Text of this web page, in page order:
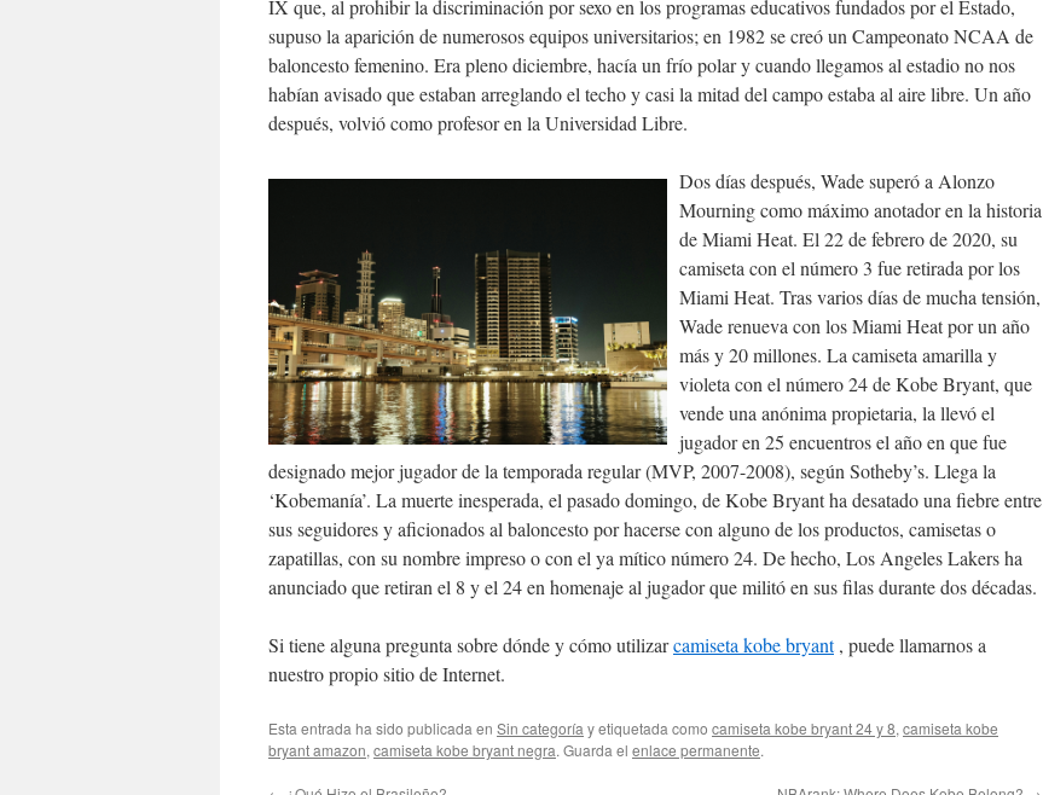
IX que, al prohibir la discriminación por sexo en los programas educativos fundados por el Estado,
supuso la aparición de numerosos equipos universitarios; en 1982 se creó un Campeonato NCAA de
baloncesto femenino. Era pleno diciembre, hacía un frío polar y cuando llegamos al estadio no nos
habían avisado que estaban arreglando el techo y casi la mitad del campo estaba al aire libre. Un año
después, volvió como profesor en la Universidad Libre.
Dos días después, Wade superó a Alonzo
Mourning como máximo anotador en la historia
de Miami Heat. El 22 de febrero de 2020, su
camiseta con el número 3 fue retirada por los
Miami Heat. Tras varios días de mucha tensión,
Wade renueva con los Miami Heat por un año
más y 20 millones. La camiseta amarilla y
violeta con el número 24 de Kobe Bryant, que
vende una anónima propietaria, la llevó el
jugador en 25 encuentros el año en que fue
designado mejor jugador de la temporada regular (MVP, 2007-2008), según Sotheby’s. Llega la
‘Kobemanía’. La muerte inesperada, el pasado domingo, de Kobe Bryant ha desatado una fiebre entre
sus seguidores y aficionados al baloncesto por hacerse con alguno de los productos, camisetas o
zapatillas, con su nombre impreso o con el ya mítico número 24. De hecho, Los Angeles Lakers ha
anunciado que retiran el 8 y el 24 en homenaje al jugador que militó en sus filas durante dos décadas.
Si tiene alguna pregunta sobre dónde y cómo utilizarcamiseta kobe bryant, puede llamarnos a
nuestro propio sitio de Internet.
Esta entrada ha sido publicada en Sin categoría y etiquetada como camiseta kobe bryant 24 y 8, camiseta kobe
bryant amazon, camiseta kobe bryant negra. Guarda el enlace permanente.